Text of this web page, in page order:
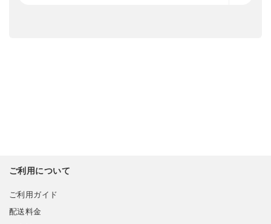
ご利用について
ご利用ガイド
配送料金